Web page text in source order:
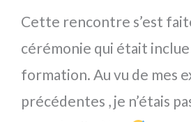
Cette rencontre s’est
cérémonie qui était inclue
formation. Au vu de mes
précédentes , je n’étais